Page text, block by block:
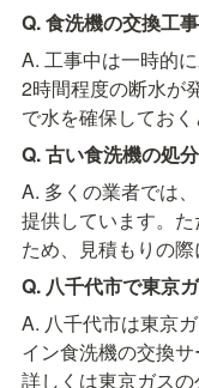
Q. 食洗機の交換工
A. 工事中は一時的
2時間程度の断水が
で水を確保しておく
Q. 古い食洗機の処
A. 多くの業者では
提供しています。
ため、見積もりの際
Q. 八千代市で東京
A. 八千代市は東京
イン食洗機の交換サ
詳しくは東京ガスの